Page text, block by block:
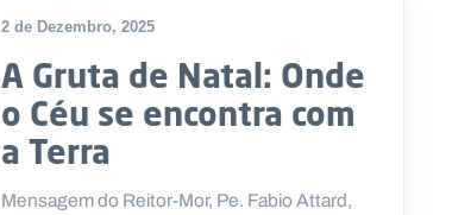
2 de Dezembro, 2025
A Gruta de Natal: Onde
o Céu se encontra com
a Terra
Mensagem do Reitor-Mor, Pe. Fabio Attard,